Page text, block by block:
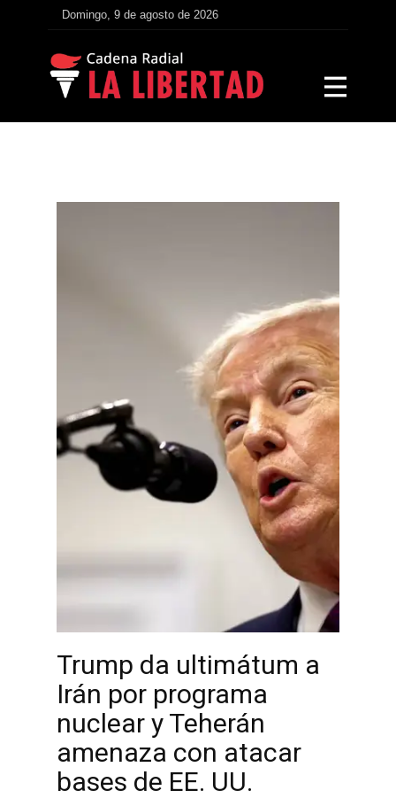
Domingo, 9 de agosto de 2026
Trump da ultimátum a
Irán por programa
nuclear y Teherán
amenaza con atacar
bases de EE. UU.